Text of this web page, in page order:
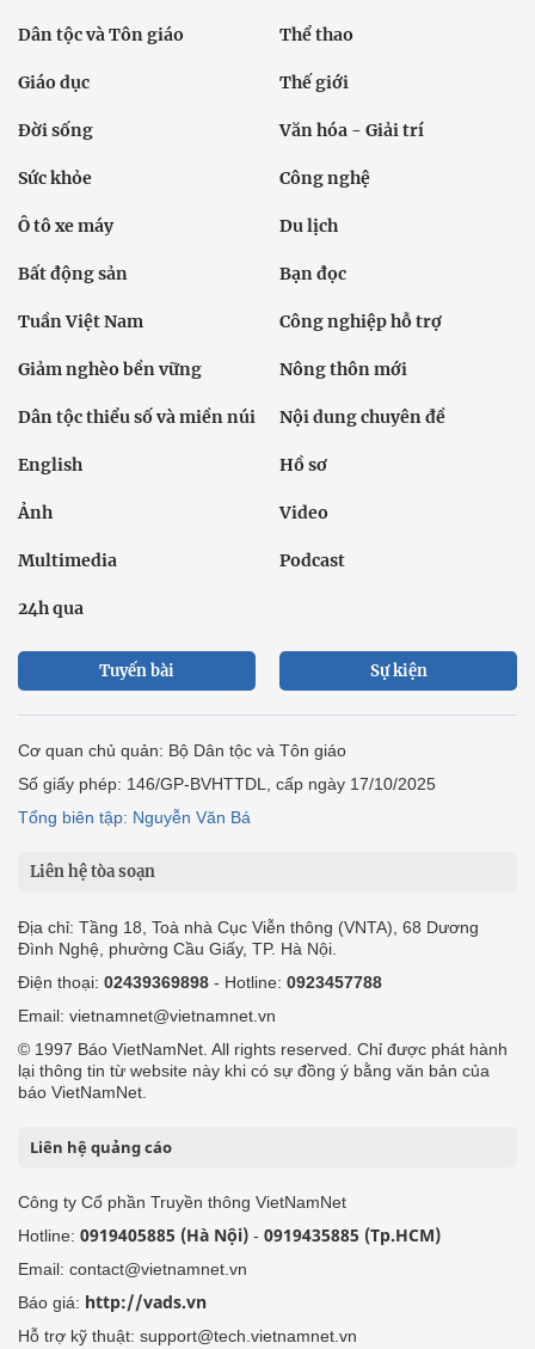
Dân tộc và Tôn giáo Thể thao
Giáo dục Thế giới
Đời sống Văn hóa - Giải trí
Sức khỏe Công nghệ
Ô tô xe máy Du lịch
Bất động sản Bạn đọc
Tuần Việt Nam Công nghiệp hỗ trợ
Giảm nghèo bền vững Nông thôn mới
Dân tộc thiểu số và miền núi Nội dung chuyên đề
English Hồ sơ
Ảnh Video
Multimedia Podcast
24h qua
Tuyến bài Sự kiện
Cơ quan chủ quản: Bộ Dân tộc và Tôn giáo
Số giấy phép: 146/GP-BVHTTDL, cấp ngày 17/10/2025
Tổng biên tập: Nguyễn Văn Bá
Liên hệ tòa soạn
Địa chỉ: Tầng 18, Toà nhà Cục Viễn thông (VNTA), 68 Dương
Đình Nghệ, phường Cầu Giấy, TP. Hà Nội.
Điện thoại: 02439369898 - Hotline: 0923457788
Email: vietnamnet@vietnamnet.vn
© 1997 Báo VietNamNet. All rights reserved. Chỉ được phát hành
lại thông tin từ website này khi có sự đồng ý bằng văn bản của
báo VietNamNet.
Liên hệ quảng cáo
Công ty Cổ phần Truyền thông VietNamNet
Hotline: 0919405885 (Hà Nội) - 0919435885 (Tp.HCM)
Email: contact@vietnamnet.vn
Báo giá: http://vads.vn
Hỗ trợ kỹ thuật: support@tech.vietnamnet.vn